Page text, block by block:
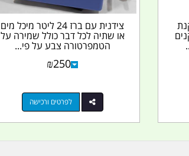
צידנית עם ברז 24 ליטר מיכל מים
או שתיה לכל דבר כולל שמירה על
הטמפרטורה צבע על פי...
₪250
לפרטים ורכישה